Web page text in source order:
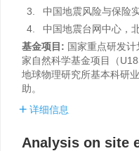
3.
中国地震风险与保险
4.
中国地震台网中心，
基金项目: 国家重点研发
家自然科学基金项目（
地球物理研究所基本科研
助。
详细信息
Analysis on site